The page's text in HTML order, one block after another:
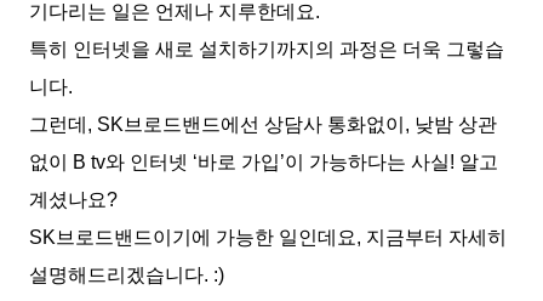
기다리는 일은 언제나 지루한데요.
특히 인터넷을 새로 설치하기까지의 과정은 더욱 그렇습
니다.
그런데, SK브로드밴드에선 상담사 통화없이, 낮밤 상관
없이 B tv와 인터넷 ‘바로 가입’이 가능하다는 사실! 알고
계셨나요?
SK브로드밴드이기에 가능한 일인데요, 지금부터 자세히
설명해드리겠습니다. :)